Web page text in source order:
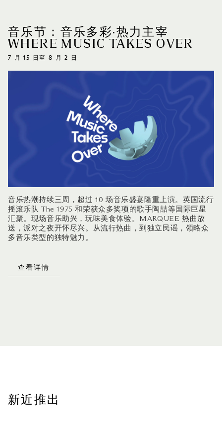
音乐节：音乐多彩·热力主宰
WHERE MUSIC TAKES OVER
7 月 15 日至 8 月 2 日
音乐热潮持续三周，超过 10 场音乐盛宴隆重上演。英国流行
摇滚乐队 The 1975 和荣获众多奖项的歌手陶喆等国际巨星
汇聚。现场音乐助兴，玩味美食体验。MARQUEE 热曲放
送，派对之夜开怀尽兴。从流行热曲，到独立民谣，领略众
多音乐类型的独特魅力。
查看详情
新近推出